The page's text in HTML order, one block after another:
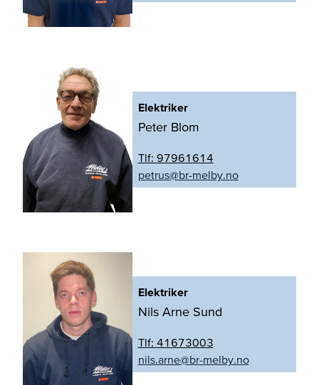
Elektriker
Peter Blom
Tlf: 97961614
on.yblem-rb@surtep
Elektriker
Nils Arne Sund
Tlf: 41673003
on.yblem-rb@enra.slin